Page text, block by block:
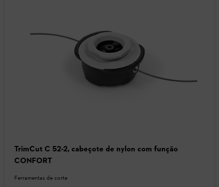
TrimCut C 52-2, cabeçote de nylon com função
CONFORT
Ferramentas de corte